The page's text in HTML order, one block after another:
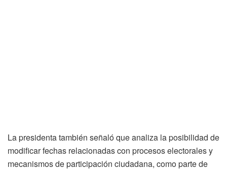
La presidenta también señaló que analiza la posibilidad de
modificar fechas relacionadas con procesos electorales y
mecanismos de participación ciudadana, como parte de